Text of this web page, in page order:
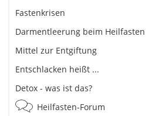
Fastenkrisen
Darmentleerung beim Heilfasten
Mittel zur Entgiftung
Entschlacken heißt ...
Detox - was ist das?
Heilfasten-Forum